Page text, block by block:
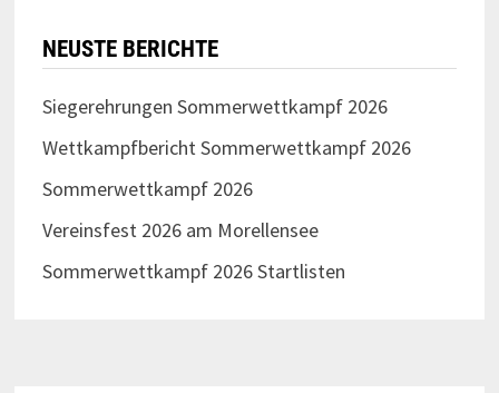
NEUSTE BERICHTE
Siegerehrungen Sommerwettkampf 2026
Wettkampfbericht Sommerwettkampf 2026
Sommerwettkampf 2026
Vereinsfest 2026 am Morellensee
Sommerwettkampf 2026 Startlisten